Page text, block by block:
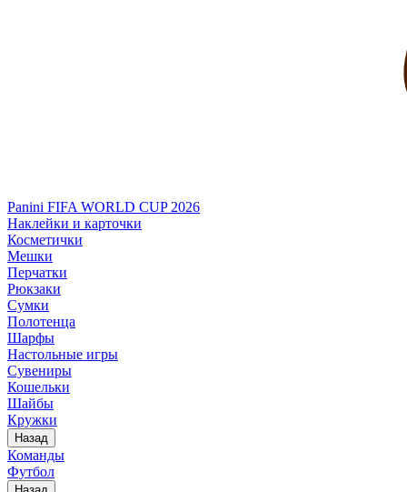
Panini FIFA WORLD CUP 2026
Наклейки и карточки
Косметички
Мешки
Перчатки
Рюкзаки
Сумки
Полотенца
Шарфы
Настольные игры
Сувениры
Кошельки
Шайбы
Кружки
Назад
Команды
Футбол